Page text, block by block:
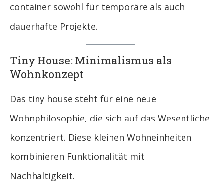
container sowohl für temporäre als auch
dauerhafte Projekte.
Tiny House: Minimalismus als
Wohnkonzept
Das tiny house steht für eine neue
Wohnphilosophie, die sich auf das Wesentliche
konzentriert. Diese kleinen Wohneinheiten
kombinieren Funktionalität mit
Nachhaltigkeit.